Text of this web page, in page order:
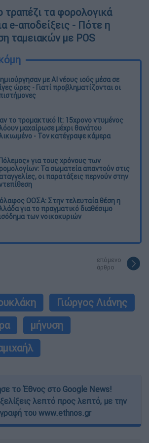
τα φορολογικά
e-αποδείξεις - Πότε η
ταμειακών με POS
με AI νέους ιούς μέσα σε
ώρες - Γιατί προβληματίζονται οι
το τρομακτικό It: 15χρονο ντυμένος
μαχαίρωσε μέχρι θανάτου
- Τον κατέγραψε κάμερα
για τους χρόνους των
Τα σωματεία απαντούν στις
οι παρατάξεις περνούν στην
ΟΟΣΑ: Στην τελευταία θέση η
για το πραγματικό διαθέσιμο
των νοικοκυριών
επόμενο
άρθρο
Γιώργος Λιάνης
μήνυση
το Έθνος στο Google News!
λεπτό προς λεπτό, με την
του www.ethnos.gr